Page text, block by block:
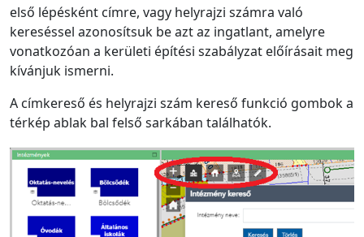
első lépésként címre, vagy helyrajzi számra való
kereséssel azonosítsuk be azt az ingatlant, amelyre
vonatkozóan a kerületi építési szabályzat előírásait meg
kívánjuk ismerni.
A címkereső és helyrajzi szám kereső funkció gombok a
térkép ablak bal felső sarkában találhatók.